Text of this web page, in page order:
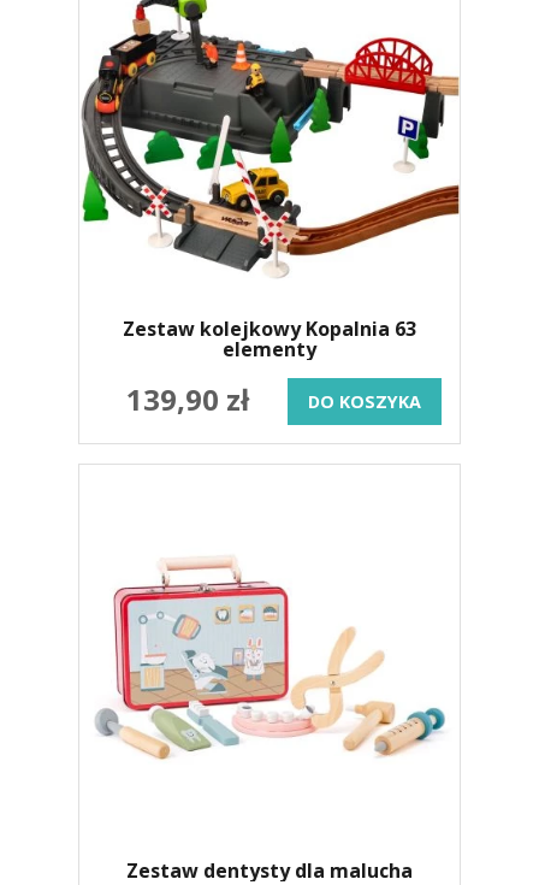
Zestaw kolejkowy Kopalnia 63
elementy
139,90 zł DO KOSZYKA
Zestaw dentysty dla malucha